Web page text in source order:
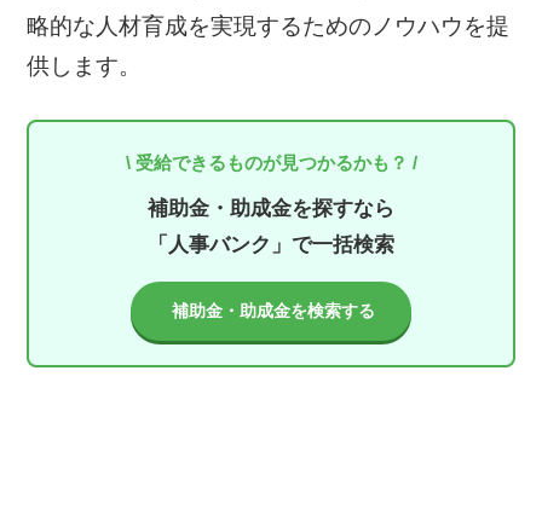
略的な人材育成を実現するためのノウハウを提
供します。
\ 受給できるものが見つかるかも？ /
補助金・助成金を探すなら
「人事バンク」で一括検索
補助金・助成金を検索する